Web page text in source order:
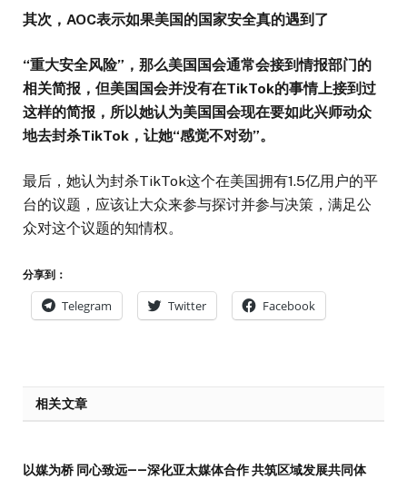
其次，AOC表示如果美国的国家安全真的遇到了
“重大安全风险”，那么美国国会通常会接到情报部门的
相关简报，但美国国会并没有在TikTok的事情上接到过
这样的简报，所以她认为美国国会现在要如此兴师动众
地去封杀TikTok，让她“感觉不对劲”。
最后，她认为封杀TikTok这个在美国拥有1.5亿用户的平
台的议题，应该让大众来参与探讨并参与决策，满足公
众对这个议题的知情权。
分享到：
Telegram Twitter Facebook
相关文章
以媒为桥 同心致远——深化亚太媒体合作 共筑区域发展共同体